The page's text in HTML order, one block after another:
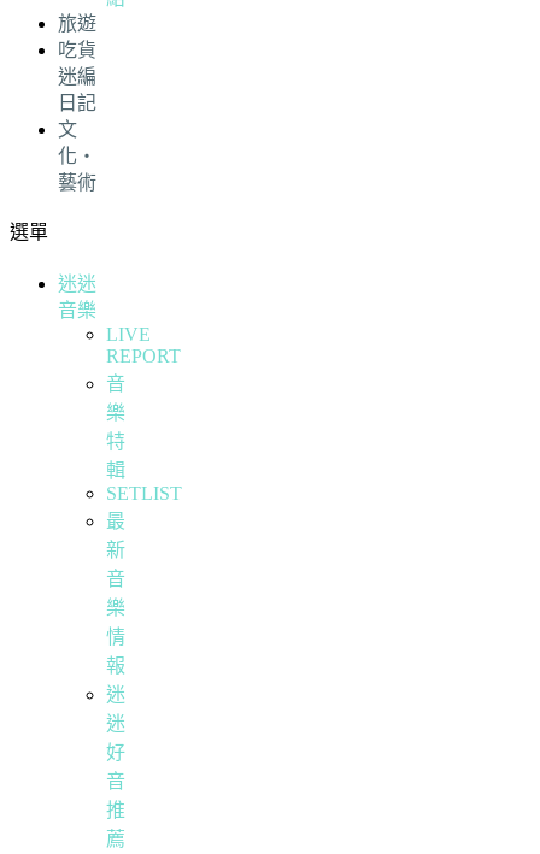
旅遊
吃貨
迷編
日記
文
化・
藝術
選單
迷迷
音樂
LIVE
REPORT
音
樂
特
輯
SETLIST
最
新
音
樂
情
報
迷
迷
好
音
推
薦